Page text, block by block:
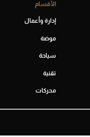
الأقسام
إدارة وأعمال
موضة
سياحة
تقنية
محركات